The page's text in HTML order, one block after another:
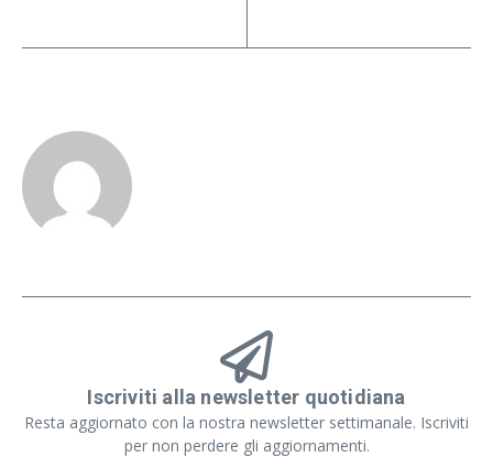
Iscriviti alla newsletter quotidiana
Resta aggiornato con la nostra newsletter settimanale. Iscriviti
per non perdere gli aggiornamenti.